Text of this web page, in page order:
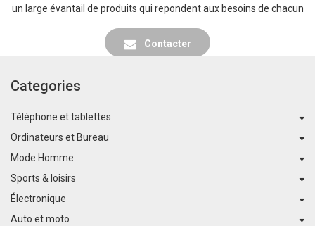
un large évantail de produits qui repondent aux besoins de chacun
Contacter
Categories
Téléphone et tablettes
Ordinateurs et Bureau
Mode Homme
Sports & loisirs
Électronique
Auto et moto